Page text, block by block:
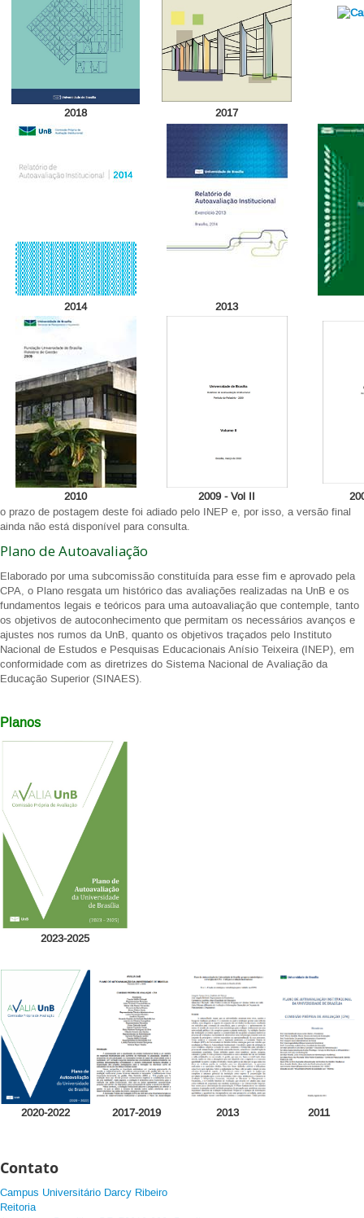
2018 2017
2014 2013
2010 2009 - Vol II
o prazo de postagem deste foi adiado pelo INEP e, por isso, a versão final
ainda não está disponível para consulta.
Plano de Autoavaliação
Elaborado por uma subcomissão constituída para esse fim e aprovado pela
CPA, o Plano resgata um histórico das avaliações realizadas na UnB e os
fundamentos legais e teóricos para uma autoavaliação que contemple, tanto
os objetivos de autoconhecimento que permitam os necessários avanços e
ajustes nos rumos da UnB, quanto os objetivos traçados pelo Instituto
Nacional de Estudos e Pesquisas Educacionais Anísio Teixeira (INEP), em
conformidade com as diretrizes do Sistema Nacional de Avaliação da
Educação Superior (SINAES).
Planos
2023-2025
2020-2022 2017-2019 2013 2011
Contato
Campus Universitário Darcy Ribeiro
Reitoria